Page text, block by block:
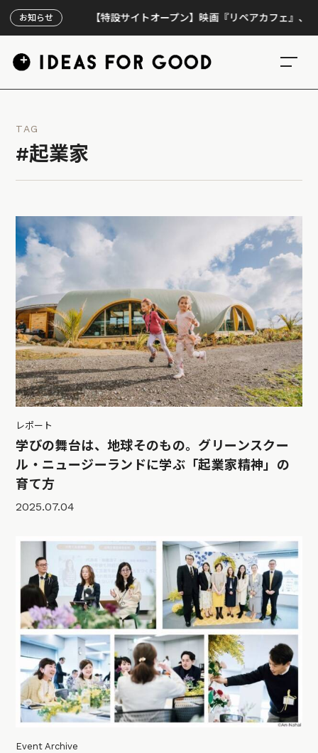
お知らせ【特設サイトオープン】映画『リペアカフェ』、上映300回
TAG
#起業家
レポート
学びの舞台は、地球そのもの。グリーンスクー
ル・ニュージーランドに学ぶ「起業家精神」の
育て方
2025.07.04
Event Archive